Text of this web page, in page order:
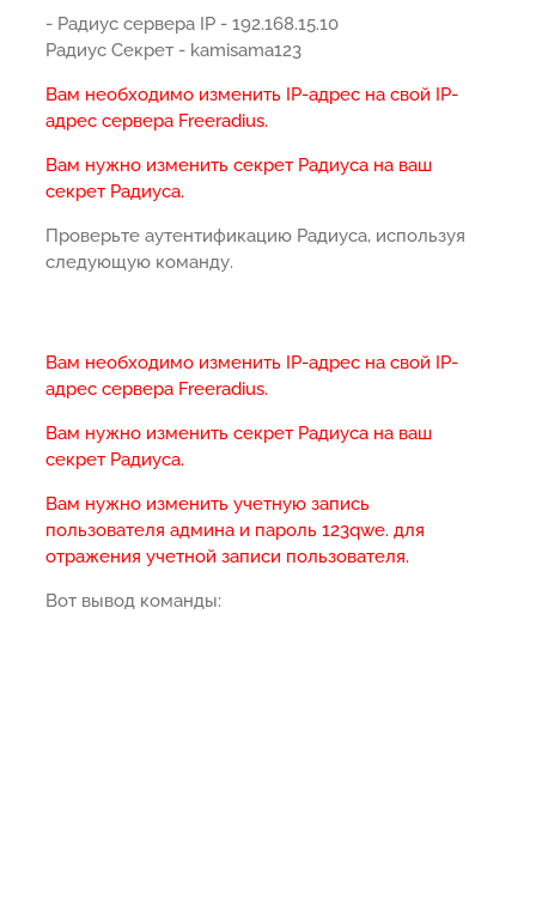
- Радиус сервера IP - 192.168.15.10
Радиус Секрет - kamisama123
Вам необходимо изменить IP-адрес на свой IP-
адрес сервера Freeradius.
Вам нужно изменить секрет Радиуса на ваш
секрет Радиуса.
Проверьте аутентификацию Радиуса, используя
следующую команду.
Вам необходимо изменить IP-адрес на свой IP-
адрес сервера Freeradius.
Вам нужно изменить секрет Радиуса на ваш
секрет Радиуса.
Вам нужно изменить учетную запись
пользователя админа и пароль 123qwe. для
отражения учетной записи пользователя.
Вот вывод команды: